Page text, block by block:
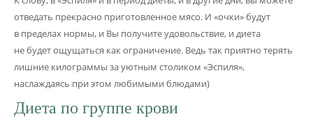
отведать прекрасно приготовленное мясо. И «очки» будут
в пределах нормы, и Вы получите удовольствие, и диета
не будет ощущаться как ограничение. Ведь так приятно терять
лишние килограммы за уютным столиком «Эспиля»,
наслаждаясь при этом любимыми блюдами)
Диета по группе крови